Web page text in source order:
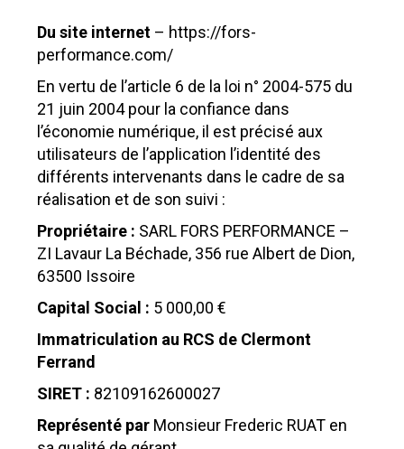
Du site internet – https://fors-
performance.com/
En vertu de l’article 6 de la loi n° 2004-575 du
21 juin 2004 pour la confiance dans
l’économie numérique, il est précisé aux
utilisateurs de l’application l’identité des
différents intervenants dans le cadre de sa
réalisation et de son suivi :
Propriétaire : SARL FORS PERFORMANCE –
ZI Lavaur La Béchade, 356 rue Albert de Dion,
63500 Issoire
Capital Social : 5 000,00 €
Immatriculation au RCS de Clermont
Ferrand
SIRET : 82109162600027
Représenté par Monsieur Frederic RUAT en